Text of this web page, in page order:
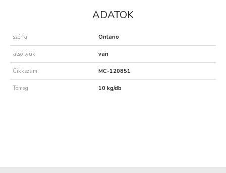
ADATOK
széria Ontario
alsó lyuk van
Cikkszám MC-120851
Tömeg 10 kg/db